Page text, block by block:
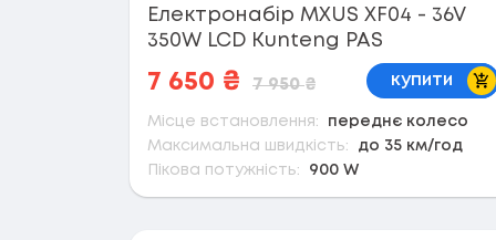
Електронабір MXUS XF04 - 36V
350W LCD Kunteng PAS
7 650 ₴ 7 950₴ купити В
Місце встановлення:
переднє колесо
Максимальна швидкість:
до 35 км/год
Пікова потужність:
900 W